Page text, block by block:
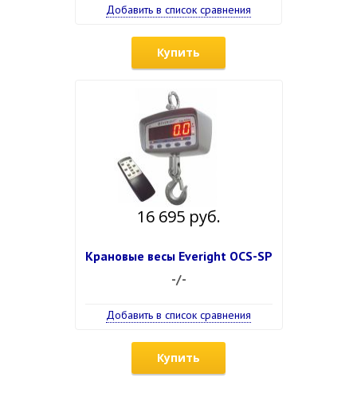
Добавить в список сравнения
Купить
16 695 руб.
Крановые весы Everight OCS-SP
-/-
Добавить в список сравнения
Купить